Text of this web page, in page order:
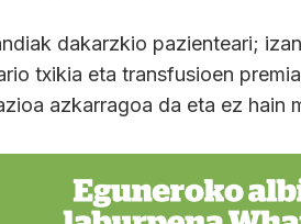
dakarzkio pazienteari;
txikia eta transfusioen
azkarragoa da eta ez hain